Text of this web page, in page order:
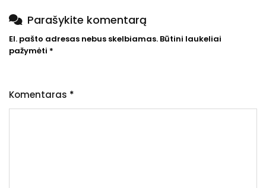
Parašykite komentarą
El. pašto adresas nebus skelbiamas. Būtini laukeliai
pažymėti *
Komentaras *